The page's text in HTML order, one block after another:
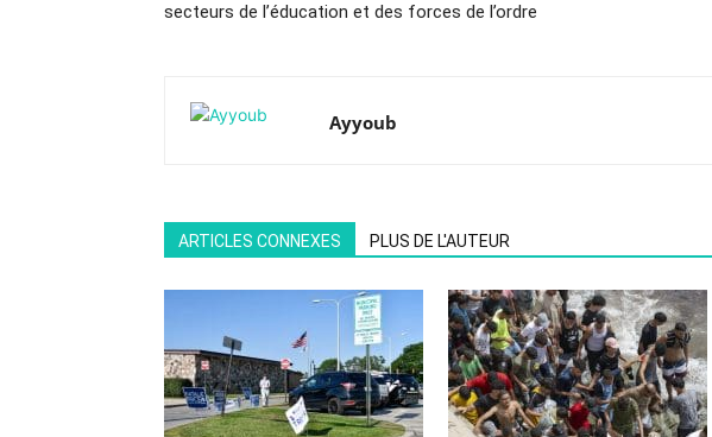
secteurs de l’éducation et des forces de l’ordre
Ayyoub
ARTICLES CONNEXES PLUS DE L'AUTEUR